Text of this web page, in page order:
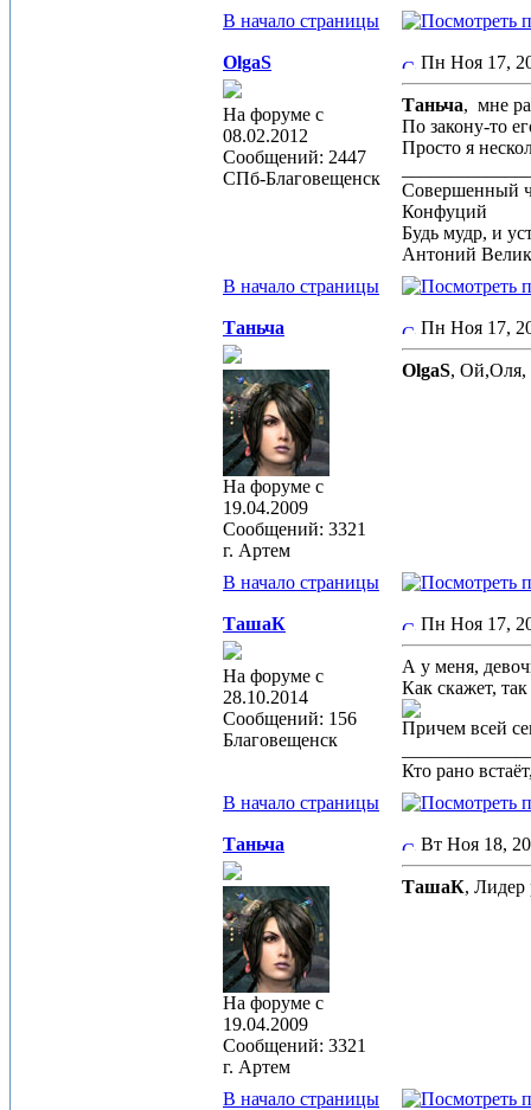
В начало страницы
OlgaS
На форуме с
08.02.2012
Сообщений: 2447
СПб-Благовещенск
Пн Ноя 17,
Таньча, мне
По закону-то
Просто я
Совершенный
Конфуций
Будь мудр, и
Антоний
В начало страницы
Таньча
На форуме с
19.04.2009
Сообщений: 3321
г. Артем
Пн Ноя 17,
OlgaS, Ой,Оля,
В начало страницы
ТашаК
На форуме с
28.10.2014
Сообщений: 156
Благовещенск
Пн Ноя 17,
А у меня,
Как скажет,
Причем всей
Кто рано
В начало страницы
Таньча
На форуме с
19.04.2009
Сообщений: 3321
г. Артем
Вт Ноя 18,
ТашаК, Лидер
В начало страницы